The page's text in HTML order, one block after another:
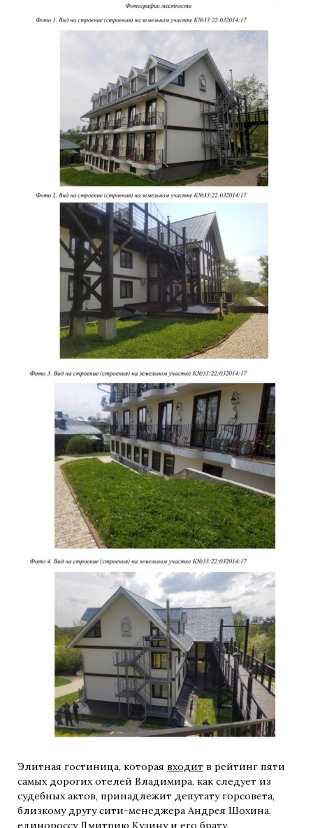
Элитная гостиница, которая входит в рейтинг пяти
самых дорогих отелей Владимира, как следует из
судебных актов, принадлежит депутату горсовета,
близкому другу сити-менеджера Андрея Шохина,
единороссуДмитрию Кузину и его брату,